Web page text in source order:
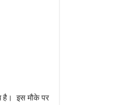
है। इस मौके पर